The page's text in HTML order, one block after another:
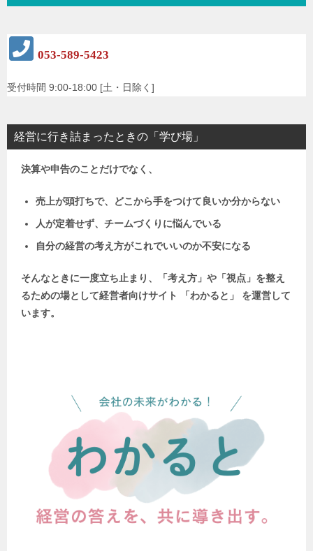
053-589-5423
受付時間 9:00-18:00 [土・日除く]
経営に行き詰まったときの「学び場」
決算や申告のことだけでなく、
売上が頭打ちで、どこから手をつけて良いか分からない
人が定着せず、チームづくりに悩んでいる
自分の経営の考え方がこれでいいのか不安になる
そんなときに一度立ち止まり、「考え方」や「視点」を整え
るための場として経営者向けサイト 「わかると」 を運営して
います。